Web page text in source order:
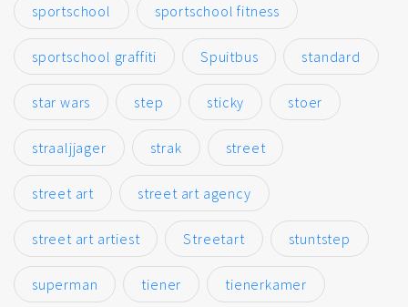
sportschool sportschool fitness
sportschool graffiti Spuitbus standard
star wars step sticky stoer
straaljjager strak street
street art street art agency
street art artiest Streetart stuntstep
superman tiener tienerkamer